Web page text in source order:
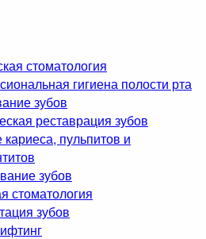
стоматология
гигиена полости рта
зубов
реставрация зубов
пульпитов и
зубов
стоматология
зубов